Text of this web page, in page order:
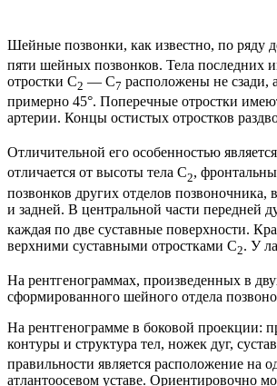
Шейные позвонки, как известно, по ряду
пяти шейных позвонков. Тела последних
отростки С2 — С7 расположены не сзади,
примерно 45°. Поперечные отростки
артерии. Концы остистых отростков
Отличительной его особенностью
отличается от высоты тела С2,
позвонков других отделов позвоночника,
и задней. В центральной части передней
каждая по две суставные поверхности.
верхними суставными отростками С2. У
На рентгенограммах, произведенных в
сформированного шейного отдела
На рентгенограмме в боковой проекции:
контуры и структура тел, ножек дуг,
правильности является расположение на
атлантоосевом уставе. Ориентировочно